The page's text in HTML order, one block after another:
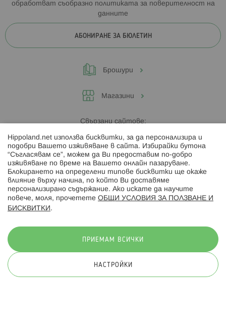
обработват съобразно политиката за поверителност на
данните
АБОНИРАНЕ ЗА БЮЛЕТИН
Брошури
Магазини
Свързани сайтове:
Hippoland.ro
Последвайте ни:
© 2026 Hippoland.net. Всички права запазени
Hippoland.net използва бисквитки, за да персонализира и
подобри Вашето изживяване в сайта. Избирайки бутона
“Съгласявам се”, можем да Ви предоставим по-добро
изживяване по време на Вашето онлайн пазаруване.
Блокирането на определени типове бисквитки ще окаже
влияние върху начина, по който Ви доставяме
персонализирано съдържание. Ако искате да научите
повече, моля, прочетете ОБЩИ УСЛОВИЯ ЗА ПОЛЗВАНЕ И
БИСКВИТКИ .
ПРИЕМАМ ВСИЧКИ
НАСТРОЙКИ